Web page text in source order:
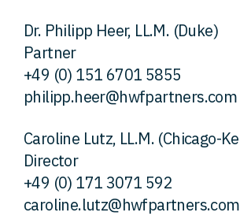
Dr. Philipp Heer, LL.M. (Duke)
Partner
+49 (0) 151 6701 5855
philipp.heer@hwfpartners.com
Caroline Lutz, LL.M. (Chicago-
Director
+49 (0) 171 3071 592
caroline.lutz@hwfpartners.com